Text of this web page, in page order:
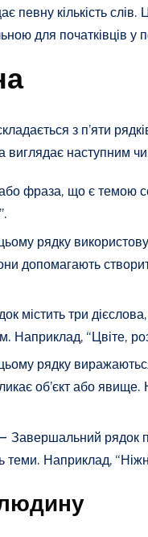
певну кількість слів.
для початківців у
з п’яти
виглядає наступним
фраза, що є темою
рядку
допомагають
містить три
Наприклад, “Цвіте,
рядку виражаються
об’єкт або явище.
Завершальний рядок
Наприклад,